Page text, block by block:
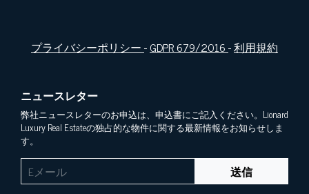
プライバシーポリシー-GDPR 679/2016-利用規約
ニュースレター
弊社ニュースレターのお申込は、申込書にご記入ください。Lionard
Luxury Real Estateの独占的な物件に関する最新情報をお知らせしま
す。
送信